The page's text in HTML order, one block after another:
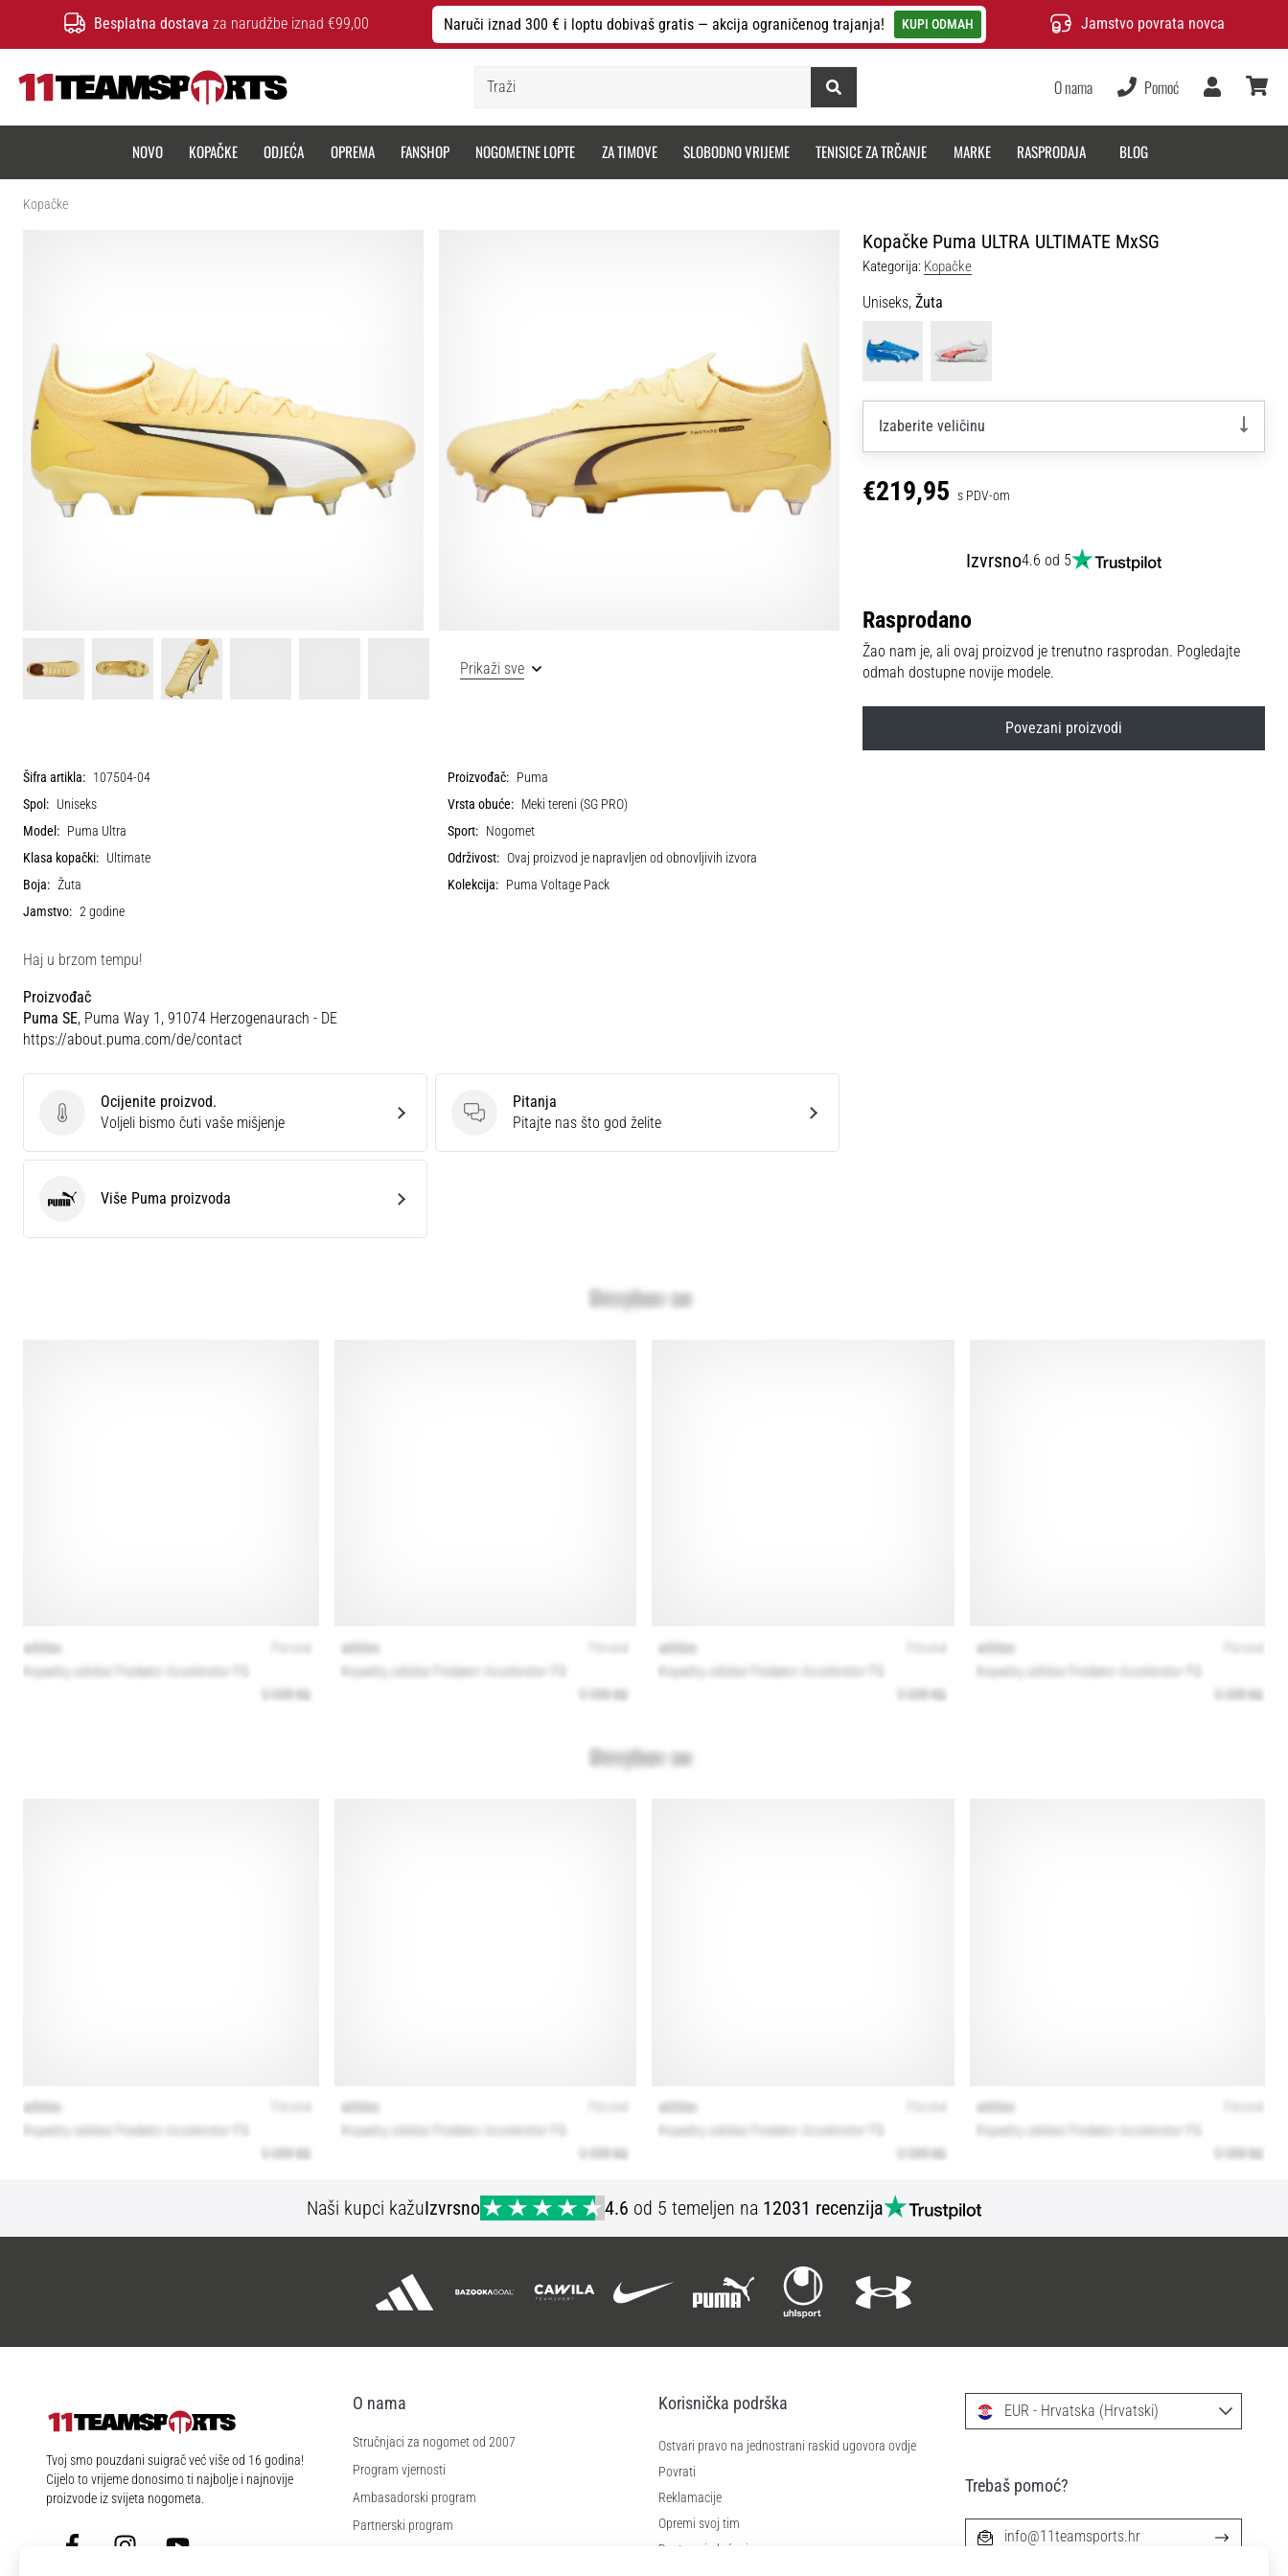
Besplatna dostava za narudžbe iznad €99,00 Naruči iznad 300 € i loptu dobivaš gratis — akcija ograničenog trajanja! KUPI ODMAH Jamstvo povrata novca
O nama Pomoć
Korisnik
NOVO KOPAČKE ODJEĆA OPREMA FANSHOP NOGOMETNE LOPTE ZA TIMOVE SLOBODNO VRIJEME TENISICE ZA TRČANJE MARKE RASPRODAJA BLOG
Kopačke
Kopačke Puma ULTRA ULTIMATE MxSG
Kategorija: Kopačke
Uniseks, Žuta
Izaberite veličinu
€219,95 s PDV-om
Izvrsno4.6 od 5
Rasprodano
Žao nam je, ali ovaj proizvod je trenutno rasprodan. Pogledajte
odmah dostupne novije modele.
Povezani proizvodi
Prikaži sve
Šifra artikla: 107504-04 Proizvođač: Puma
Spol: Uniseks Vrsta obuće: Meki tereni (SG PRO)
Model: Puma Ultra Sport: Nogomet
Klasa kopački: Ultimate Održivost: Ovaj proizvod je napravljen od obnovljivih izvora
Boja: Žuta Kolekcija: Puma Voltage Pack
Jamstvo: 2 godine
Haj u brzom tempu!
Proizvođač
Puma SE, Puma Way 1, 91074 Herzogenaurach - DE
https://about.puma.com/de/contact
Ocijenite proizvod.
Ocijenite proizvod.
Voljeli bismo čuti vaše mišjenje
Pitanja
Pitanja
Pitajte nas što god želite
Puma Više Puma proizvoda
Naši kupci kažuIzvrsno 4.6 od 5 temeljen na 12031 recenzija
11teamsports.hr
Tvoj smo pouzdani suigrač već više od 16 godina!
Cijelo to vrijeme donosimo ti najbolje i najnovije
proizvode iz svijeta nogometa.
FacebookInstagramYouTube
O nama
Stručnjaci za nogomet od 2007
Program vjernosti
Ambasadorski program
Partnerski program
Korisnička podrška
Ostvari pravo na jednostrani raskid ugovora ovdje
Povrati
Reklamacije
Opremi svoj tim
Dostava i plaćanje
EUR - Hrvatska (Hrvatski)
Trebaš pomoć?
info@11teamsports.hr